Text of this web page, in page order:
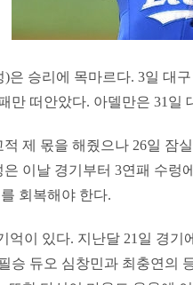
)은 승리에 목마르다. 3일 대
만 떠안았다. 아델만은 31일
적 제 몫을 해줬으나 26일 잠
이날 경기부터 3연패 수렁
회복해야 한다.
억이 있다. 지난달 21일 경기
승 듀오 심창민과 최충연의